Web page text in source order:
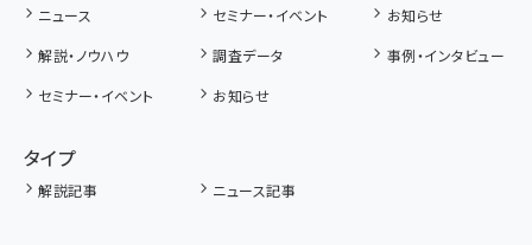
ニュース セミナー・イベント
お知らせ
解説・ノウハウ
調査データ
事例・インタビュー
セミナー・イベント
お知らせ
タイプ
解説記事 ニュース記事